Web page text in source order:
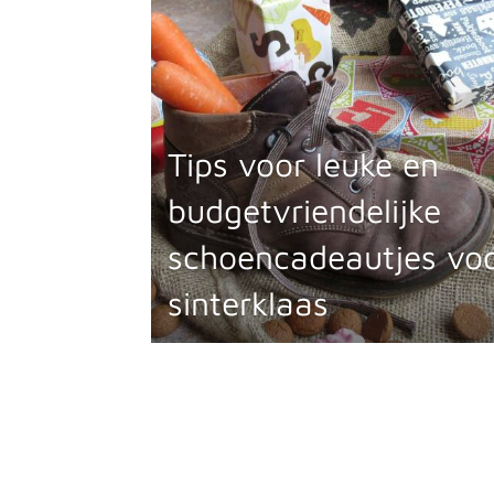
Tips voor leuke en
budgetvriendelijke
schoencadeautjes
sinterklaas